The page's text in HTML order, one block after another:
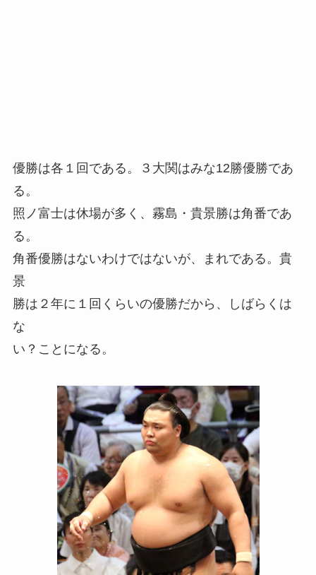
優勝は各１回である。３大関はみな12勝優勝であ
る。
照ノ富士は休場が多く、霧島・貴景勝は角番であ
る。
角番優勝はないわけではないが、まれである。貴
景
勝は２年に１回くらいの優勝だから、しばらくは
な
い？ことになる。